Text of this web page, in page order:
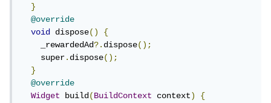
}
@override
void dispose()
{
_rewardedAd?.dispose();
super.dispose();
}
@override
Widget
build(BuildContext context)
{